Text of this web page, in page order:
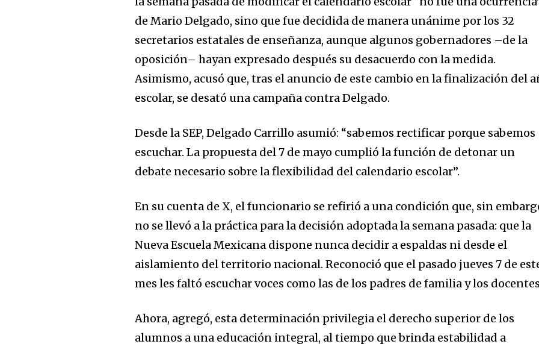
la conversación.
Para suscribirte, solo escribe tu dirección de correo eletrónico y da
click en el botón de "suscribir". No te preocupes, respetamos tu
privacidad y no enviaremos correo basura a tu INBOX. Tu información
está segura con nosotros.
Acepto la
32,111 32,214
de Mario Delgado, sino que fue decidida de manera unánime por los 32
secretarios estatales de enseñanza, aunque algunos gobernadores –de la
oposición– hayan expresado después su desacuerdo con la medida.
Asimismo, acusó que, tras el anuncio de este cambio en la finalización del
escolar, se desató una campaña contra Delgado.
Desde la SEP, Delgado Carrillo asumió: “sabemos rectificar porque sabemos
escuchar. La propuesta del 7 de mayo cumplió la función de detonar un
debate necesario sobre la flexibilidad del calendario escolar”.
En su cuenta de X, el funcionario se refirió a una condición que, sin
no se llevó a la práctica para la decisión adoptada la semana pasada: que la
Nueva Escuela Mexicana dispone nunca decidir a espaldas ni desde el
aislamiento del territorio nacional. Reconoció que el pasado jueves 7 de
mes les faltó escuchar voces como las de los padres de familia y los
Ahora, agregó, esta determinación privilegia el derecho superior de los
alumnos a una educación integral, al tiempo que brinda estabilidad a